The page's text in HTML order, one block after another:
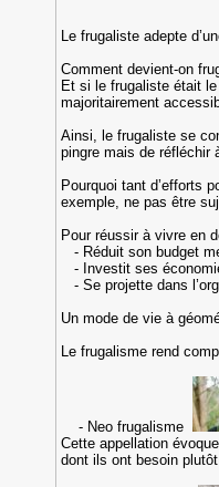
Le frugaliste adepte
Comment devient-on
Et si le frugaliste était
majoritairement
Ainsi, le frugaliste se
pingre mais de réfléchir
Pourquoi tant d’efforts
exemple, ne pas être
Pour réussir à vivre en
- Réduit son budget
- Investit ses
- Se projette dans
Un mode de vie à
Le frugalisme rend
- Neo frugalisme
Cette appellation
dont ils ont besoin